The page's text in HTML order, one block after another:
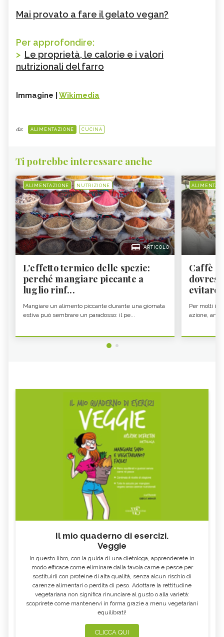
Mai provato a fare il gelato vegan?
Per approfondire:
> Le proprietà, le calorie e i valori
nutrizionali del farro
Immagine | Wikimedia
da: ALIMENTAZIONE CUCINA
Ti potrebbe interessare anche
ALIMENTAZIONE NUTRIZIONE
ARTICOLO
L'effetto termico delle spezie:
perché mangiare piccante a
luglio rinf...
Mangiare un alimento piccante durante una giornata
estiva può sembrare un paradosso: il pe...
Caffè
evitare
Per molti il
azione,
Il mio quaderno di esercizi.
Veggie
In questo libro, con la guida di una dietologa, apprenderete in
modo efficace come eliminare dalla tavola carne e pesce per
sostituirli con proteine di alta qualità, senza alcun rischio di
carenze alimentari o perdita di peso. Adottare la rettitudine
vegetariana non significa rinunciare al gusto o alla varietà:
scoprirete come mantenervi in forma grazie a menu vegetariani
equilibrati!
CLICCA QUI